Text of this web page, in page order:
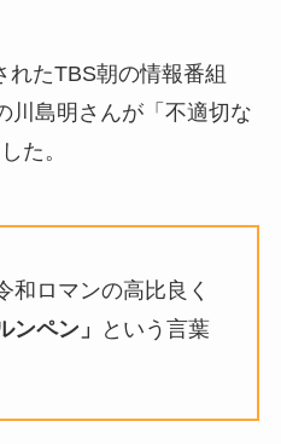
れたTBS朝の情報番組
川島明さんが「不適切な
た。
和ロマンの高比良く
ンペン」
という言葉